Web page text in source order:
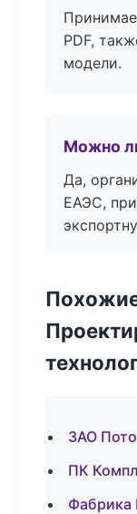
PDF,
модели.
Можно
Да,
ЕАЭС,
ЗАО
ПК
Фабрика